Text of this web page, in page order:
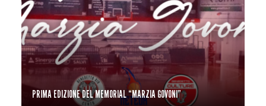
PRIMA EDIZIONE DEL MEMORIAL “MARZIA GOVONI”